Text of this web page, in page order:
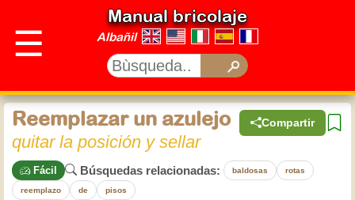
☰
Manual bricolaje
Albañil
Compartir
Reemplazar un azulejo
quitar la posición y sellar
Fácil Búsquedas relacionadas: baldosas rotas
reemplazo de pisos